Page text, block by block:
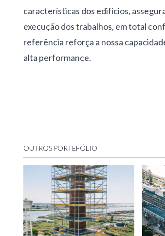
características dos edifícios,
execução dos trabalhos, em total
referência reforça a nossa
alta performance.
OUTROS PORTEFÓLIO